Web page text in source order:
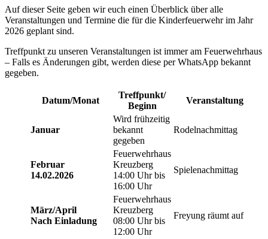
Auf dieser Seite geben wir euch einen Überblick über alle
Veranstaltungen und Termine die für die Kinderfeuerwehr im Jahr
2026 geplant sind.
Treffpunkt zu unseren Veranstaltungen ist immer am Feuerwehrhaus
– Falls es Änderungen gibt, werden diese per WhatsApp bekannt
gegeben.
Datum/Monat
Treffpunkt/
Beginn
Veranstaltung
Januar
Wird frühzeitig
bekannt
gegeben
Rodelnachmittag
Februar
14.02.2026
Feuerwehrhaus
Kreuzberg
14:00 Uhr bis
16:00 Uhr
Spielenachmittag
März/April
Nach Einladung
Feuerwehrhaus
Kreuzberg
08:00 Uhr bis
12:00 Uhr
Freyung räumt auf